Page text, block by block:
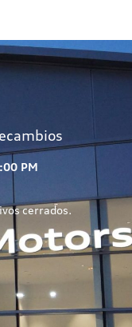
PM
cerrados.